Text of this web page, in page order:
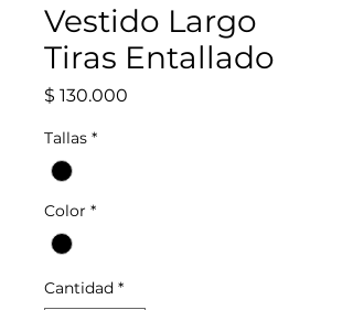
Vestido Largo
Tiras Entallado
$ 130.000
Tallas *
Color *
Cantidad *